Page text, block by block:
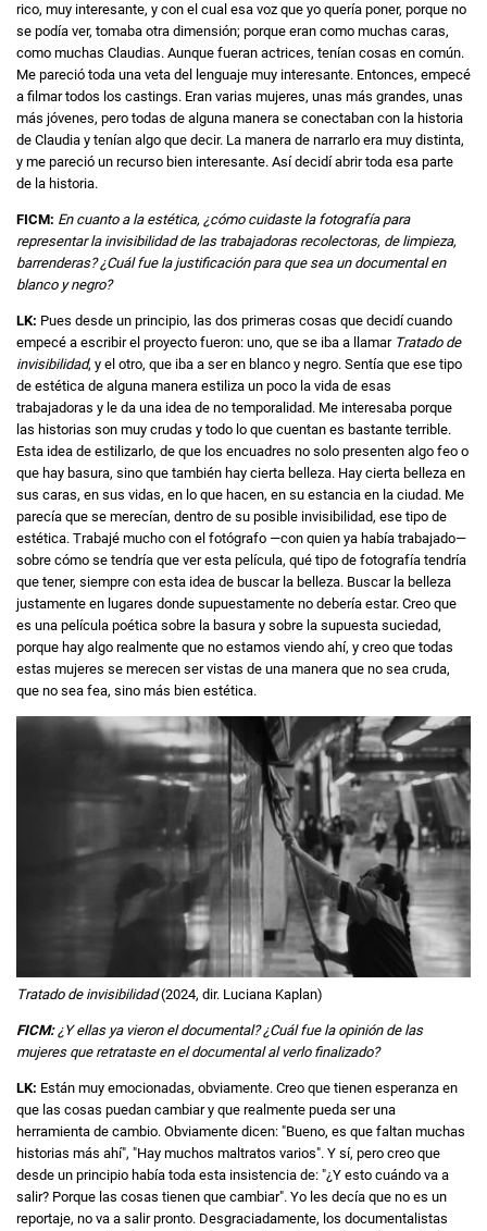
rico, muy interesante, y con el cual esa voz que yo quería poner, porque no
se podía ver, tomaba otra dimensión; porque eran como muchas caras,
como muchas Claudias. Aunque fueran actrices, tenían cosas en común.
Me pareció toda una veta del lenguaje muy interesante. Entonces, empecé
a filmar todos los castings. Eran varias mujeres, unas más grandes, unas
más jóvenes, pero todas de alguna manera se conectaban con la historia
de Claudia y tenían algo que decir. La manera de narrarlo era muy distinta,
y me pareció un recurso bien interesante. Así decidí abrir toda esa parte
de la historia.
FICM: En cuanto a la estética, ¿cómo cuidaste la fotografía para
representar la invisibilidad de las trabajadoras recolectoras, de limpieza,
barrenderas? ¿Cuál fue la justificación para que sea un documental en
blanco y negro?
LK: Pues desde un principio, las dos primeras cosas que decidí cuando
empecé a escribir el proyecto fueron: uno, que se iba a llamar Tratado de
invisibilidad, y el otro, que iba a ser en blanco y negro. Sentía que ese tipo
de estética de alguna manera estiliza un poco la vida de esas
trabajadoras y le da una idea de no temporalidad. Me interesaba porque
las historias son muy crudas y todo lo que cuentan es bastante terrible.
Esta idea de estilizarlo, de que los encuadres no solo presenten algo feo o
que hay basura, sino que también hay cierta belleza. Hay cierta belleza en
sus caras, en sus vidas, en lo que hacen, en su estancia en la ciudad. Me
parecía que se merecían, dentro de su posible invisibilidad, ese tipo de
estética. Trabajé mucho con el fotógrafo ―con quien ya había trabajado―
sobre cómo se tendría que ver esta película, qué tipo de fotografía tendría
que tener, siempre con esta idea de buscar la belleza. Buscar la belleza
justamente en lugares donde supuestamente no debería estar. Creo que
es una película poética sobre la basura y sobre la supuesta suciedad,
porque hay algo realmente que no estamos viendo ahí, y creo que todas
estas mujeres se merecen ser vistas de una manera que no sea cruda,
que no sea fea, sino más bien estética.
Tratado de invisibilidad(2024, dir. Luciana Kaplan)
FICM:¿Y ellas ya vieron el documental? ¿Cuál fue la opinión de las
mujeres que retrataste en el documental al verlo finalizado?
LK: Están muy emocionadas, obviamente. Creo que tienen esperanza en
que las cosas puedan cambiar y que realmente pueda ser una
herramienta de cambio. Obviamente dicen: "Bueno, es que faltan muchas
historias más ahí", "Hay muchos maltratos varios". Y sí, pero creo que
desde un principio había toda esta insistencia de: "¿Y esto cuándo va a
salir? Porque las cosas tienen que cambiar". Yo les decía que no es un
reportaje, no va a salir pronto. Desgraciadamente, los documentalistas